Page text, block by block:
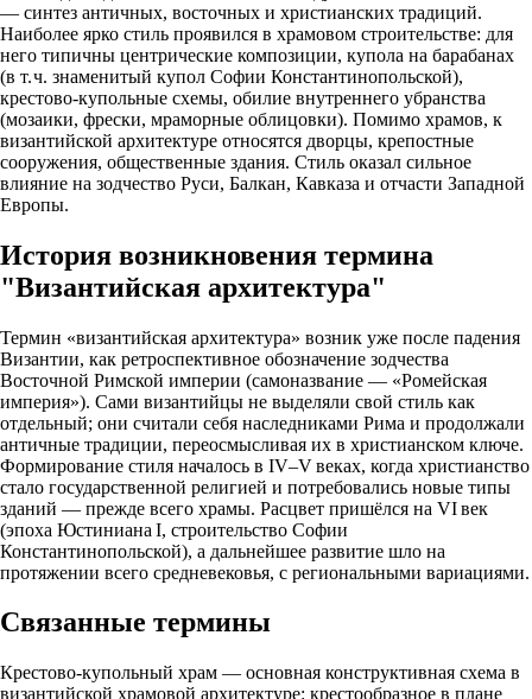
— синтез античных, восточных и христианских традиций.
Наиболее ярко стиль проявился в храмовом строительстве: для
него типичны центрические композиции, купола на барабанах
(в т. ч. знаменитый купол Софии Константинопольской),
крестово‑купольные схемы, обилие внутреннего убранства
(мозаики, фрески, мраморные облицовки). Помимо храмов, к
византийской архитектуре относятся дворцы, крепостные
сооружения, общественные здания. Стиль оказал сильное
влияние на зодчество Руси, Балкан, Кавказа и отчасти Западной
Европы.
История возникновения термина
"Византийская архитектура"
Термин «византийская архитектура» возник уже после падения
Византии, как ретроспективное обозначение зодчества
Восточной Римской империи (самоназвание — «Ромейская
империя»). Сами византийцы не выделяли свой стиль как
отдельный; они считали себя наследниками Рима и продолжали
античные традиции, переосмысливая их в христианском ключе.
Формирование стиля началось в IV–V веках, когда христианство
стало государственной религией и потребовались новые типы
зданий — прежде всего храмы. Расцвет пришёлся на VI век
(эпоха Юстиниана I, строительство Софии
Константинопольской), а дальнейшее развитие шло на
протяжении всего средневековья, с региональными вариациями.
Связанные термины
Крестово‑купольный храм — основная конструктивная схема в
византийской храмовой архитектуре: крестообразное в плане